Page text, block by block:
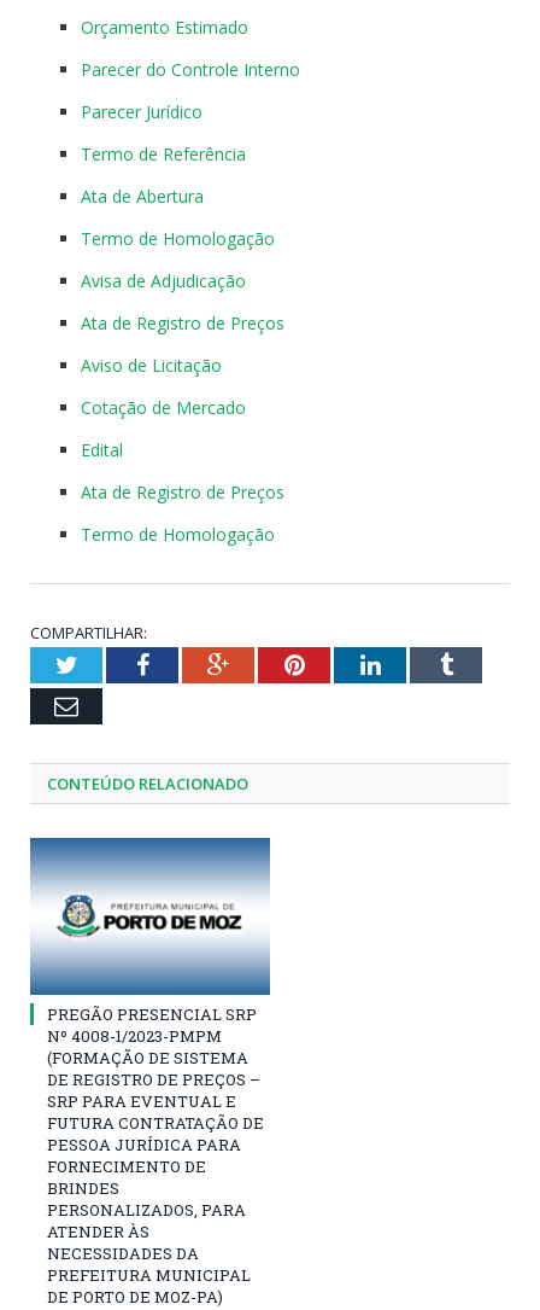
Orçamento Estimado
Parecer do Controle Interno
Parecer Jurídico
Termo de Referência
Ata de Abertura
Termo de Homologação
Avisa de Adjudicação
Ata de Registro de Preços
Aviso de Licitação
Cotação de Mercado
Edital
Ata de Registro de Preços
Termo de Homologação
COMPARTILHAR:
TwitterFacebookGoogle+PinterestLinkedInTumblr
Email
CONTEÚDO RELACIONADO
PREGÃO PRESENCIAL SRP
Nº 4008-1/2023-PMPM
(FORMAÇÃO DE SISTEMA
DE REGISTRO DE PREÇOS –
SRP PARA EVENTUAL E
FUTURA CONTRATAÇÃO DE
PESSOA JURÍDICA PARA
FORNECIMENTO DE
BRINDES
PERSONALIZADOS, PARA
ATENDER ÀS
NECESSIDADES DA
PREFEITURA MUNICIPAL
DE PORTO DE MOZ-PA)